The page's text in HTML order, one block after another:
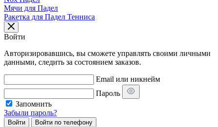
Мячи для Падел
Ракетка для Падел Тенниса
Войти
Авторизировавшись, вы сможете управлять своими личными
данными, следить за состоянием заказов.
Email или никнейм
Пароль
Запомнить
Забыли пароль?
Войти Войти по телефону